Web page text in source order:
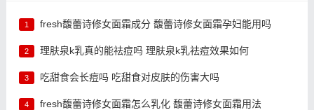
1 fresh馥蕾诗修女面霜成分 馥蕾诗修女面霜孕妇能用吗
2 理肤泉k乳真的能祛痘吗 理肤泉k乳祛痘效果如何
3 吃甜食会长痘吗 吃甜食对皮肤的伤害大吗
4 fresh馥蕾诗修女面霜怎么乳化 馥蕾诗修女面霜用法